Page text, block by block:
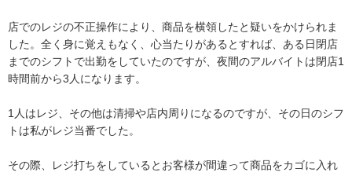
店でのレジの不正操作により、商品を横領したと疑いをかけられま
した。全く身に覚えもなく、心当たりがあるとすれば、ある日閉店
までのシフトで出勤をしていたのですが、夜間のアルバイトは閉店1
時間前から3人になります。
1人はレジ、その他は清掃や店内周りになるのですが、その日のシフ
トは私がレジ当番でした。
その際、レジ打ちをしているとお客様が間違って商品をカゴに入れ